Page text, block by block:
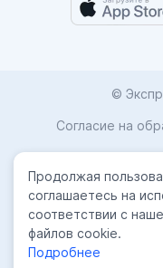
©
Согласие на
Продолжая
соглашаетесь на
соответствии с
файлов cookie.
Подробнее